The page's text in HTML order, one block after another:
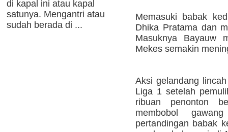
di kapal ini atau kapal
satunya. Mengantri atau
sudah berada di ...
Memasuki babak
Dhika Pratama dan
Masuknya Bayauw
Mekes semakin
Aksi gelandang
Liga 1 setelah
ribuan penonton
membobol
pertandingan babak